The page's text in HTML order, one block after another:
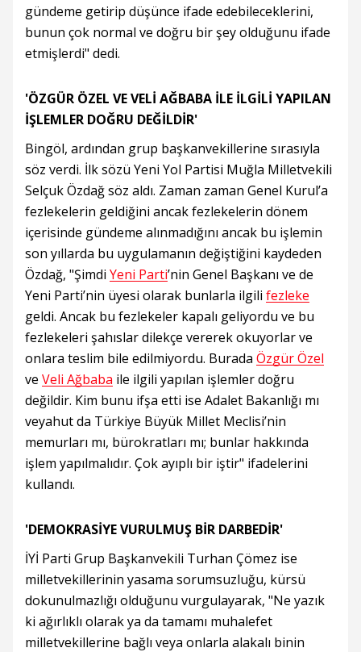
gündeme getirip düşünce ifade edebileceklerini,
bunun çok normal ve doğru bir şey olduğunu ifade
etmişlerdi" dedi.
'ÖZGÜR ÖZEL VE VELİ AĞBABA İLE İLGİLİ YAPILAN
İŞLEMLER DOĞRU DEĞİLDİR'
Bingöl, ardından grup başkanvekillerine sırasıyla
söz verdi. İlk sözü Yeni Yol Partisi Muğla Milletvekili
Selçuk Özdağ söz aldı. Zaman zaman Genel Kurul’a
fezlekelerin geldiğini ancak fezlekelerin dönem
içerisinde gündeme alınmadığını ancak bu işlemin
son yıllarda bu uygulamanın değiştiğini kaydeden
Özdağ, "Şimdi Yeni Parti’nin Genel Başkanı ve de
Yeni Parti’nin üyesi olarak bunlarla ilgili fezleke
geldi. Ancak bu fezlekeler kapalı geliyordu ve bu
fezlekeleri şahıslar dilekçe vererek okuyorlar ve
onlara teslim bile edilmiyordu. Burada Özgür Özel
ve Veli Ağbaba ile ilgili yapılan işlemler doğru
değildir. Kim bunu ifşa etti ise Adalet Bakanlığı mı
veyahut da Türkiye Büyük Millet Meclisi’nin
memurları mı, bürokratları mı; bunlar hakkında
işlem yapılmalıdır. Çok ayıplı bir iştir" ifadelerini
kullandı.
'DEMOKRASİYE VURULMUŞ BİR DARBEDİR'
İYİ Parti Grup Başkanvekili Turhan Çömez ise
milletvekillerinin yasama sorumsuzluğu, kürsü
dokunulmazlığı olduğunu vurgulayarak, "Ne yazık
ki ağırlıklı olarak ya da tamamı muhalefet
milletvekillerine bağlı veya onlarla alakalı binin